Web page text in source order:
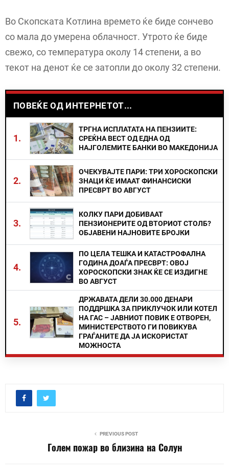
Во Скопската Котлина времето ќе биде сончево
со мала до умерена облачност. Утрото ќе биде
свежо, со температура околу 14 степени, а во
текот на денот ќе се затопли до околу 32 степени.
ПОВЕЌЕ ОД ИНТЕРНЕТОТ...
1.
ТРГНА ИСПЛАТАТА НА ПЕНЗИИТЕ:
СРЕЌНА ВЕСТ ОД ЕДНА ОД
НАЈГОЛЕМИТЕ БАНКИ ВО МАКЕДОНИЈА
2.
ОЧЕКУВАЈТЕ ПАРИ: ТРИ ХОРОСКОПСКИ
ЗНАЦИ ЌЕ ИМААТ ФИНАНСИСКИ
ПРЕСВРТ ВО АВГУСТ
3.
КОЛКУ ПАРИ ДОБИВААТ
ПЕНЗИОНЕРИТЕ ОД ВТОРИОТ СТОЛБ?
ОБЈАВЕНИ НАЈНОВИТЕ БРОЈКИ
4.
ПО ЦЕЛА ТЕШКА И КАТАСТРОФАЛНА
ГОДИНА ДОАЃА ПРЕСВРТ: ОВОЈ
ХОРОСКОПСКИ ЗНАК ЌЕ СЕ ИЗДИГНЕ
ВО АВГУСТ
5.
ДРЖАВАТА ДЕЛИ 30.000 ДЕНАРИ
ПОДДРШКА ЗА ПРИКЛУЧОК ИЛИ КОТЕЛ
НА ГАС – ЈАВНИОТ ПОВИК Е ОТВОРЕН,
МИНИСТЕРСТВОТО ГИ ПОВИКУВА
ГРАЃАНИТЕ ДА ЈА ИСКОРИСТАТ
МОЖНОСТА
PREVIOUS POST
Голем пожар во близина на Солун